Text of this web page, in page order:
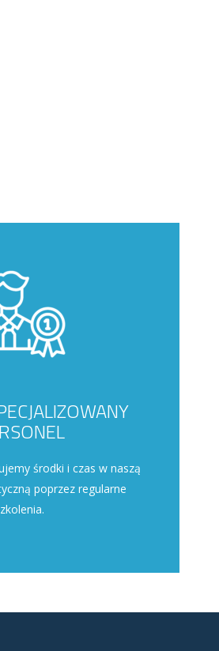
środki i czas w naszą
poprzez regularne